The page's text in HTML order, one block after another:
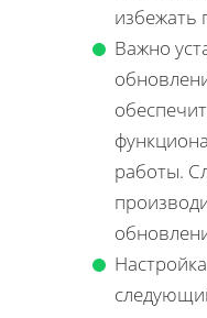
избежать
Важно
работы.